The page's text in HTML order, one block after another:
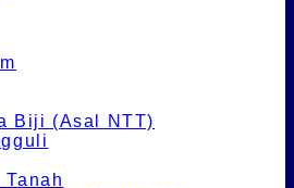
Biji (Asal NTT)
Tanah